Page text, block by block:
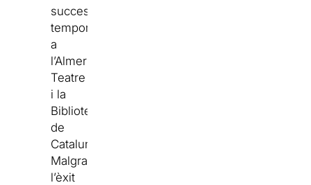
successives
temporades
a
l’Almeria
Teatre
i la
Biblioteca
de
Catalunya.
Malgrat
l’èxit